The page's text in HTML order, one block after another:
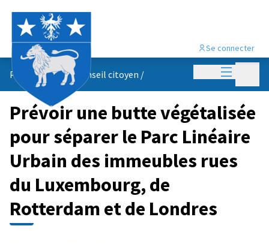
Menu
Se connecter
Propositions du conseil citoyen /
Prévoir une butte végétalisée
pour séparer le Parc Linéaire
Urbain des immeubles rues
du Luxembourg, de
Rotterdam et de Londres